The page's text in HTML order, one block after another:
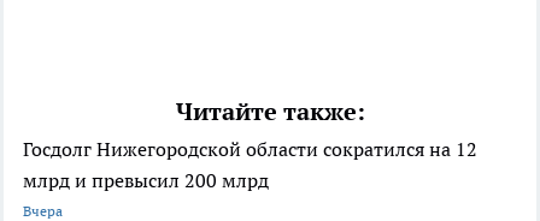
Читайте также:
Госдолг Нижегородской области сократился на 12
млрд и превысил 200 млрд
Вчера